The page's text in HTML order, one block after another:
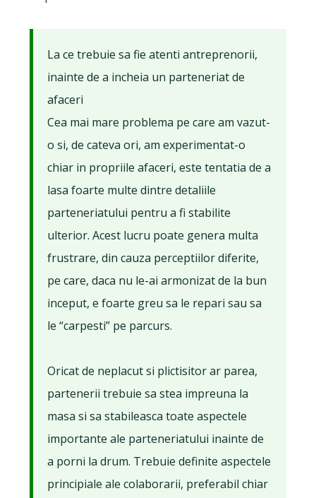
La ce trebuie sa fie atenti antreprenorii,
inainte de a incheia un parteneriat de
afaceri
Cea mai mare problema pe care am vazut-
o si, de cateva ori, am experimentat-o
chiar in propriile afaceri, este tentatia de a
lasa foarte multe dintre detaliile
parteneriatului pentru a fi stabilite
ulterior. Acest lucru poate genera multa
frustrare, din cauza perceptiilor diferite,
pe care, daca nu le-ai armonizat de la bun
inceput, e foarte greu sa le repari sau sa
le “carpesti” pe parcurs.
Oricat de neplacut si plictisitor ar parea,
partenerii trebuie sa stea impreuna la
masa si sa stabileasca toate aspectele
importante ale parteneriatului inainte de
a porni la drum. Trebuie definite aspectele
principiale ale colaborarii, preferabil chiar